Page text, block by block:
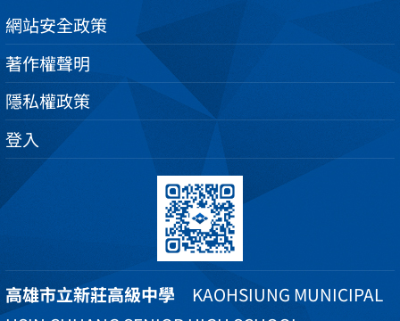
網站安全政策
著作權聲明
隱私權政策
登入
高雄市立新莊高級中學 KAOHSIUNG MUNICIPAL